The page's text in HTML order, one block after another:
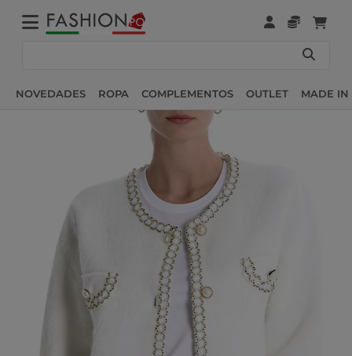
NOVEDADES ROPA COMPLEMENTOS OUTLET MADE IN